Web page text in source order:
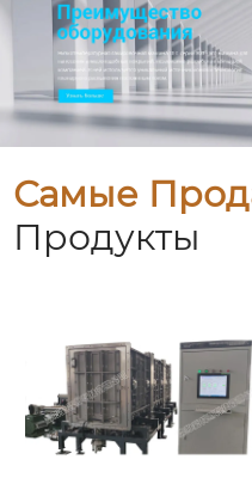
Самые
Продукты